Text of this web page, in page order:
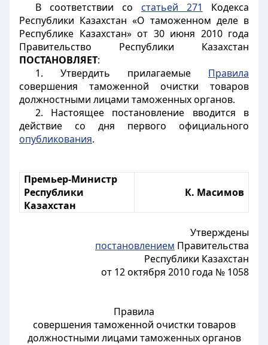
В соответствии со статьей 271
Кодекса
Республики Казахстан «О таможенном деле в
Республике Казахстан» от 30 июня 2010 года
Правительство Республики Казахстан
ПОСТАНОВЛЯЕТ:
1. Утвердить прилагаемые Правила
совершения таможенной очистки товаров
должностными лицами таможенных органов.
2. Настоящее постановление вводится в
действие со дня первого официального
опубликования.
Премьер-Министр
Республики
Казахстан
К. Масимов
Утверждены
постановлением Правительства
Республики Казахстан
от 12 октября 2010 года № 1058
Правила
совершения таможенной очистки товаров
должностными лицами таможенных органов